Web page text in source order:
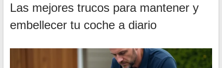
Las mejores trucos para mantener y
embellecer tu coche a diario